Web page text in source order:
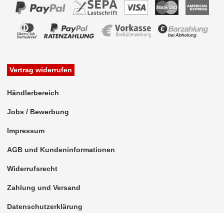
für Ford
für Honda
für Hyundai
für Isuzu
für Iveco
für Jaguar
für Jeep
für Kia
für Lancia
für Land Rover
Vertrag widerrufen
Händlerbereich
Jobs / Bewerbung
Impressum
AGB und Kundeninformationen
Widerrufsrecht
Zahlung und Versand
Datenschutzerklärung